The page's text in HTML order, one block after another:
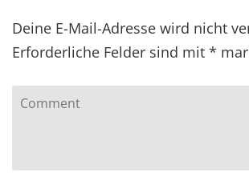
Deine E-Mail-Adresse wird nicht
Erforderliche Felder sind mit *
Comment